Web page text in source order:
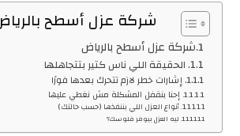
شركة عزل أسطح بالرياض
الحقيقة اللي ناس كتير بتتجاهلها
إشارات خطر لازم تتحرك بعدها فورًا
إحنا بنقفل المشكلة مش نغطي عليها
أنواع العزل اللي بننفذها (حسب حالتك)
ليه العزل بيوفر فلوسك؟